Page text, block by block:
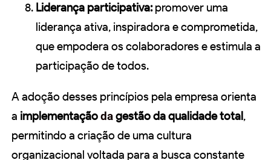
Liderança participativa:promover uma
liderança ativa, inspiradora e comprometida,
que empodera os colaboradores e estimula a
participação de todos.
A adoção desses princípios pela empresa orienta
a implementaçãodagestão da qualidade total,
permitindo a criação de uma cultura
organizacional voltada para a busca constante